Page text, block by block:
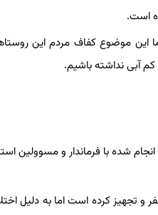
است.
این موضوع کفاف مردم این
آبی نداشته باشیم.
شده با فرماندار و مسوولین
چاه به عمق ۸۰ متر در حوزه جزمان-توحید حفر و تجهیز کرده است اما به